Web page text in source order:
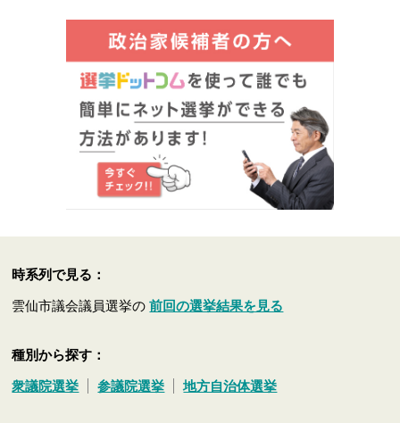
時系列で見る：
雲仙市議会議員選挙の前回の選挙結果を見る
種別から探す：
衆議院選挙 参議院選挙 地方自治体選挙